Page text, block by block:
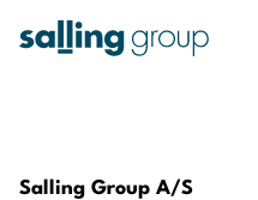
Salling Group A/S